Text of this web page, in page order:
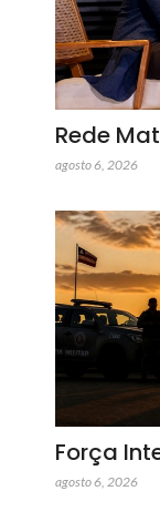
Rede
agosto 6, 2026
Força
agosto 6, 2026